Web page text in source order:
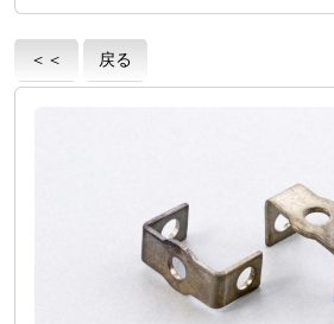
＜＜ 戻る